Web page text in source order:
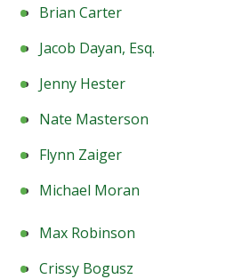
Brian Carter
Jacob Dayan, Esq.
Jenny Hester
Nate Masterson
Flynn Zaiger
Michael Moran
Max Robinson
Crissy Bogusz